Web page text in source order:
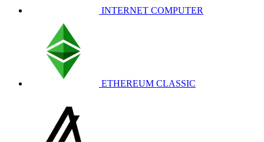
INTERNET COMPUTER
ETHEREUM CLASSIC